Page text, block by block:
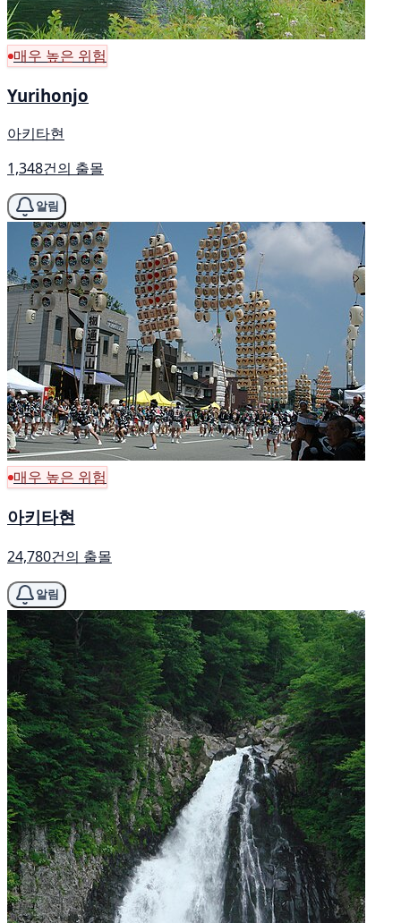
매우 높은 위험
Yurihonjo
아키타현
1,348건의 출몰
알림
매우 높은 위험
아키타현
24,780건의 출몰
알림